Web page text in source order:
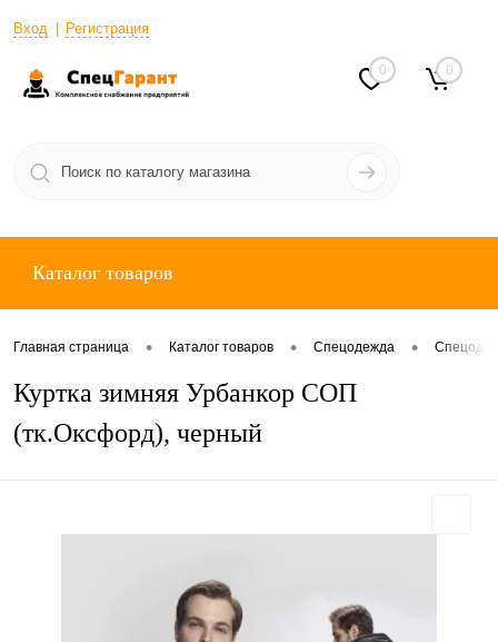
Вход Регистрация
0 0
Каталог товаров
Главная страница • Каталог товаров • Спецодежда •
Куртка зимняя Урбанкор СОП
(тк.Оксфорд), черный